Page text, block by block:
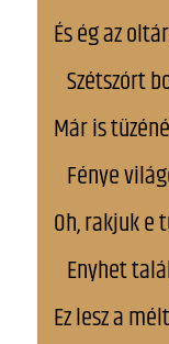
És ég az
Szétszórt
Már is
Fénye
Oh, rakjuk e
Enyhet
Ez lesz a